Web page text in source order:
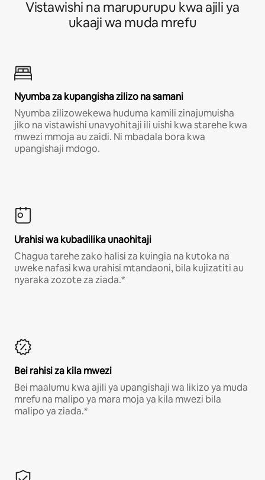
Vistawishi na marupurupu kwa ajili ya
ukaaji wa muda mrefu
Nyumba za kupangisha zilizo na samani
Nyumba zilizowekewa huduma kamili zinajumuisha
jiko na vistawishi unavyohitaji ili uishi kwa starehe kwa
mwezi mmoja au zaidi. Ni mbadala bora kwa
upangishaji mdogo.
Urahisi wa kubadilika unaohitaji
Chagua tarehe zako halisi za kuingia na kutoka na
uweke nafasi kwa urahisi mtandaoni, bila kujizatiti au
nyaraka zozote za ziada.*
Bei rahisi za kila mwezi
Bei maalumu kwa ajili ya upangishaji wa likizo ya muda
mrefu na malipo ya mara moja ya kila mwezi bila
malipo ya ziada.*